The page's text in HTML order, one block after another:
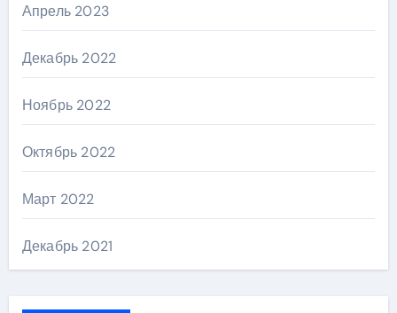
Апрель 2023
Декабрь 2022
Ноябрь 2022
Октябрь 2022
Март 2022
Декабрь 2021